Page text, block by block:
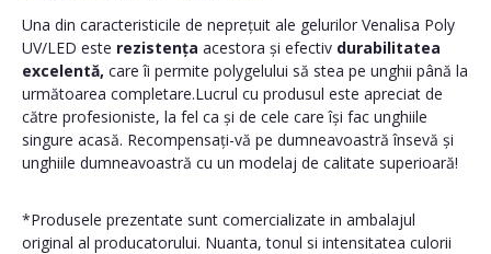
Una din caracteristicile de neprețuit ale gelurilor Venalisa Poly
UV/LED este rezistența acestora și efectiv durabilitatea
excelentă, care îi permite polygelului să stea pe unghii până la
următoarea completare.Lucrul cu produsul este apreciat de
către profesioniste, la fel ca și de cele care își fac unghiile
singure acasă. Recompensați-vă pe dumneavoastră însevă și
unghiile dumneavoastră cu un modelaj de calitate superioară!
*Produsele prezentate sunt comercializate in ambalajul
original al producatorului. Nuanta, tonul si intensitatea culorii